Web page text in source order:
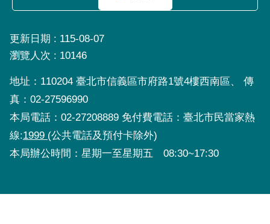
更新日期
115-08-07
瀏覽人次
10146
地址：110204 臺北市信義區市府路1號4樓西南區、 傳
真：02-27596990
本局電話：02-27208889 免付費電話：臺北市民當家熱
線:1999 (公共電話及預付卡除外)
本局辦公時間：星期一至星期五 08:30~17:30